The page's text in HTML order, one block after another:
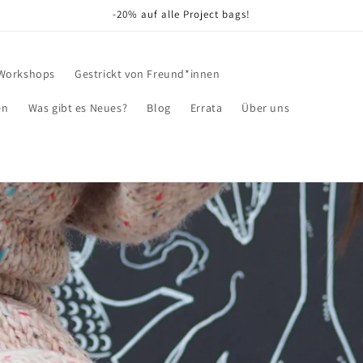
-20% auf alle Project bags!
Gestrickt von Freund*innen
Was gibt es Neues? Blog Errata Über uns